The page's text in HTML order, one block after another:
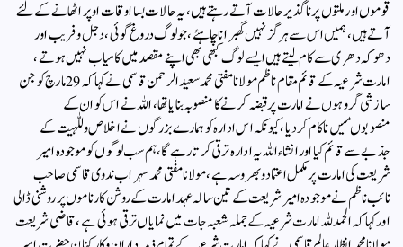
قوموں اور ملتوں پر ناگذیر حالات آتے رہتے ہیں، یہ حالات بسا اوقات اوپر اٹھانے کے لئے
آتے ہیں، ہمیں اس سے ہرگز نہیں گھبرانا چاہئے، جو لوگ دروغ گوئی ،دجل وفریب اور
دھوکہ دھری سے کام لیتے ہیں ایسے لوگ کبھی بھی اپنے مقصد میں کامیاب نہیں ہوتے،
امارت شرعیہ کے قائم مقام ناظم مولانامفتی محمد سعیدالرحمن قاسمی نے کہاکہ 29مارچ کو جن
سازشی گروہوں نے امارت پر قبضہ کرنے کا منصوبہ بنایاتھا ،اللہ نے اس کو ان کے
منصوبوںمیں ناکام کردیا ،کیونکہ اس ادارہ کو ہمارے بزرگوں نے اخلاص وللہیت کے
جذبے سے قائم کیا اور انشاء اللہ یہ ادارہ ترقی کرتا رہے گا، ہم سب لوگوں کو موجودہ امیر
شریعت کی امارت پر مکمل اعتماد وبھروسہ ہے،مولانامفتی محمد سہراب ندوی قاسمی صاحب
نائب ناظم نے موجودہ امیر شریعت کے تین سالہ عہد امارت کے روشن کارناموں پر روشنی ڈالی
اور کہاکہ الحمد للہ امارت شرعیہ کے جملہ شعبہ جات میں نمایاں ترقی ہوئی ہے، قاضی شریعت